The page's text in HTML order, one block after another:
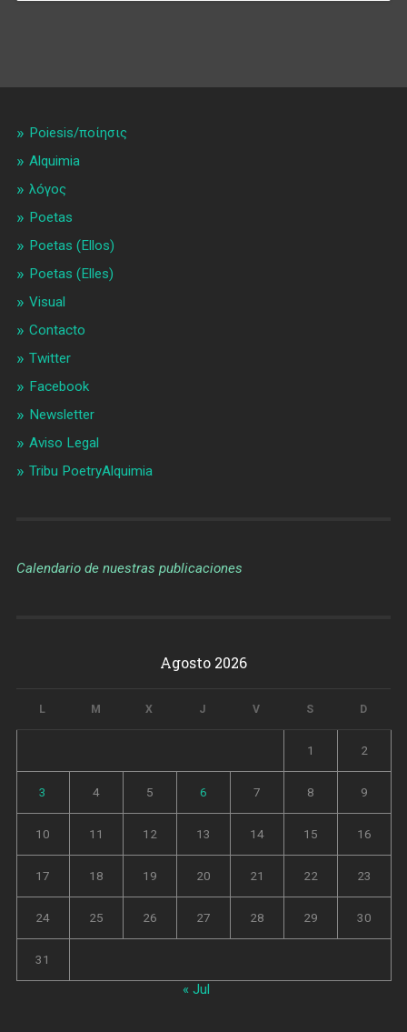
Poiesis/ποίησις
Alquimia
λóγος
Poetas
Poetas (Ellos)
Poetas (Elles)
Visual
Contacto
Twitter
Facebook
Newsletter
Aviso Legal
Tribu PoetryAlquimia
Calendario de nuestras publicaciones
Agosto 2026
L M X J V S D
1 2
3 4 5 6 7 8 9
10 11 12 13 14 15 16
17 18 19 20 21 22 23
24 25 26 27 28 29 30
31
« Jul